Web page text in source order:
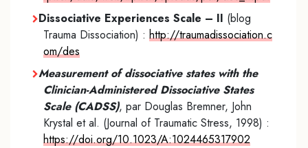
Dissociative Experiences Scale – II (blog
Trauma Dissociation) : http://traumadissociation.c
om/des
Measurement of dissociative states with the
Clinician-Administered Dissociative States
Scale (CADSS), par Douglas Bremner, John
Krystal et al. (Journal of Traumatic Stress, 1998) :
https://doi.org/10.1023/A:1024465317902